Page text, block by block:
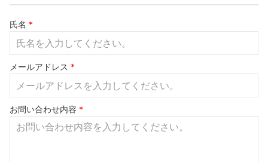
氏名 *
メールアドレス *
お問い合わせ内容 *